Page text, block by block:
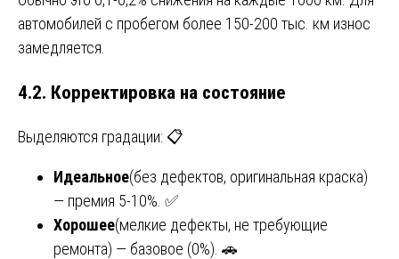
автомобилей с пробегом более 150-200 тыс. км износ
замедляется.
4.2. Корректировка на состояние
Выделяются градации: 📋
Идеальное(без дефектов, оригинальная краска)
— премия 5-10%. ✅
Хорошее(мелкие дефекты, не требующие
ремонта) — базовое (0%). 🚗